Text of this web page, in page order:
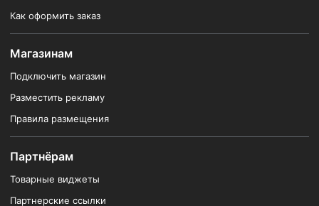
Как оформить заказ
Магазинам
Подключить магазин
Разместить рекламу
Правила размещения
Партнёрам
Товарные виджеты
Партнерские ссылки